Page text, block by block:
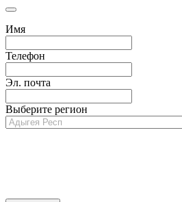
Имя
Телефон
Эл. почта
Выберите регион